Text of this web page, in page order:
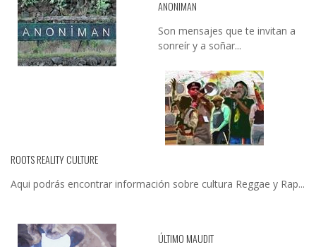
ANONIMAN
Son mensajes que te invitan a
sonreír y a soñar...
ROOTS REALITY CULTURE
Aqui podrás encontrar información sobre cultura Reggae y Rap...
ÚLTIMO MAUDIT